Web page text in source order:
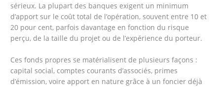
sérieux. La plupart des banques exigent un minimum
d’apport sur le coût total de l’opération, souvent entre 10 et
20 pour cent, parfois davantage en fonction du risque
perçu, de la taille du projet ou de l’expérience du porteur.
Ces fonds propres se matérialisent de plusieurs façons :
capital social, comptes courants d’associés, primes
d’émission, voire apport en nature grâce à un foncier déjà